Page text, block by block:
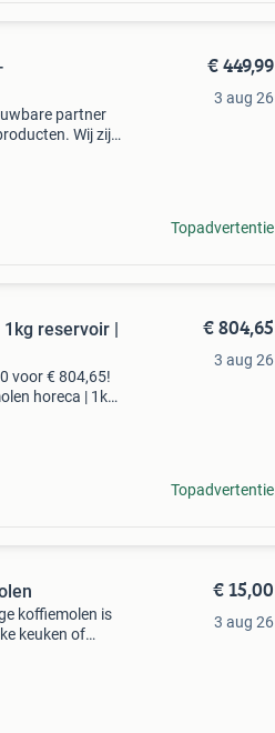
partner
Wij zijn
€ 449,99
3 aug 26
Topadvertentie
reservoir |
voor € 804,65!
horeca | 1kg
€ 804,65
3 aug 26
Topadvertentie
koffiemolen is
keuken of
€ 15,00
3 aug 26